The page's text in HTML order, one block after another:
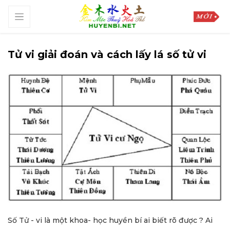
Tử vi giải đoán và cách lấy lá số tử vi
Số Tử - vi là một khoa- học huyền bí ai biết rõ được ? Ai